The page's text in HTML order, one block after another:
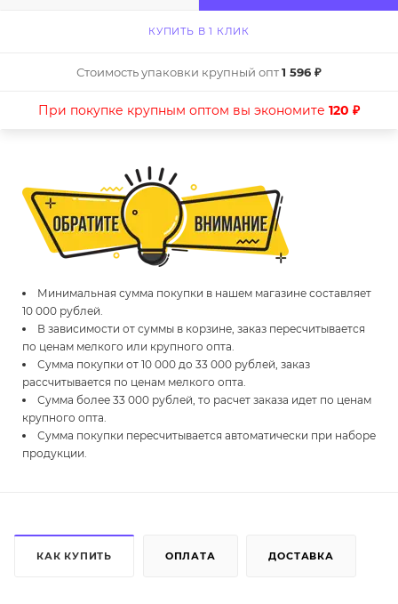
КУПИТЬ В 1 КЛИК
Стоимость упаковки крупный опт1 596 ₽
При покупке крупным оптом вы экономите 120 ₽
Минимальная сумма покупки в нашем магазине составляет
10 000 рублей.
В зависимости от суммы в корзине, заказ пересчитывается
по ценам мелкого или крупного опта.
Сумма покупки от 10 000 до 33 000 рублей, заказ
рассчитывается по ценам мелкого опта.
Сумма более 33 000 рублей, то расчет заказа идет по ценам
крупного опта.
Сумма покупки пересчитывается автоматически при наборе
продукции.
КАК КУПИТЬ ОПЛАТА ДОСТАВКА